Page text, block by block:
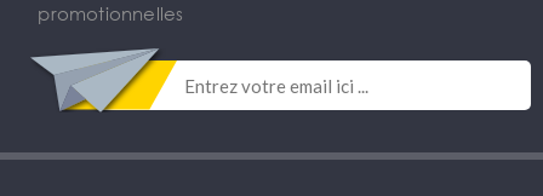
promotionnelles